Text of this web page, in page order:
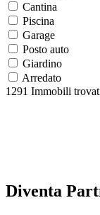
Cantina
Piscina
Garage
Posto auto
Giardino
Arredato
1291 Immobili
Diventa